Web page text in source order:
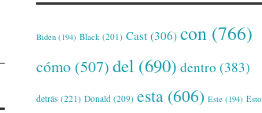
Biden (194) Black (201) Cast (306) con (766)
cómo (507)del (690) dentro (383)
detrás (221) Donald (209) esta (606) Este (194) Esto